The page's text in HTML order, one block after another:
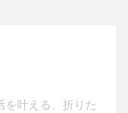
を叶える、折りた